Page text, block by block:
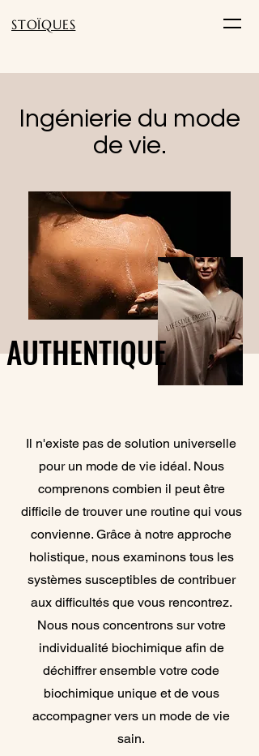
STOÏQUES
Ingénierie du mode
de vie.
AUTHENTIQUE
AUTHENTIQUE
Il n'existe pas de solution universelle
pour un mode de vie idéal. Nous
comprenons combien il peut être
difficile de trouver une routine qui vous
convienne. Grâce à notre approche
holistique, nous examinons tous les
systèmes susceptibles de contribuer
aux difficultés que vous rencontrez.
Nous nous concentrons sur votre
individualité biochimique afin de
déchiffrer ensemble votre code
biochimique unique et de vous
accompagner vers un mode de vie
sain.